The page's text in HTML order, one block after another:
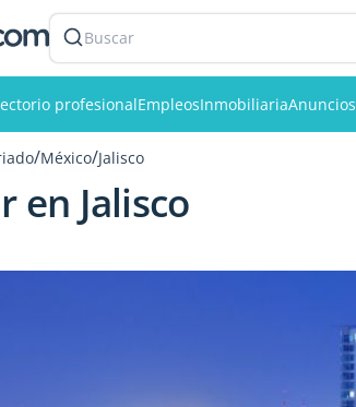
Buscar
profesionalEmpleosInmobiliariaAnuncios
/México/Jalisco
en Jalisco